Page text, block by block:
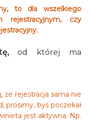
to dla wszelkiego
rejestracyjnym, czy
od której ma
że rejestracja sama nie
prosimy, byś poczekał
jest aktywna. Np.